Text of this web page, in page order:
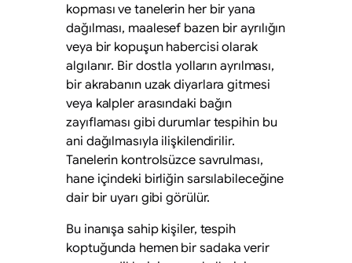
kopması ve tanelerin her bir yana
dağılması, maalesef bazen bir ayrılığın
veya bir kopuşun habercisi olarak
algılanır. Bir dostla yolların ayrılması,
bir akrabanın uzak diyarlara gitmesi
veya kalpler arasındaki bağın
zayıflaması gibi durumlar tespihin bu
ani dağılmasıyla ilişkilendirilir.
Tanelerin kontrolsüzce savrulması,
hane içindeki birliğin sarsılabileceğine
dair bir uyarı gibi görülür.
Bu inanışa sahip kişiler, tespih
koptuğunda hemen bir sadaka verir